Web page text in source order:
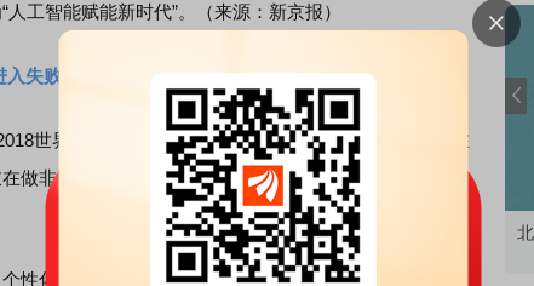
工智能赋能新时代”。（来源：新京报）
失败领域
世界人工智能大会上表示，机器一定比人更聪明；现在
做非法金融服务；未来十到十五年，传统制造业面临的
化和智慧化转型，制造业将很难生存下去。未来成功
市价委托那么多种，究竟怎么用？